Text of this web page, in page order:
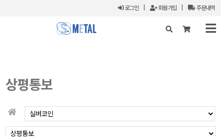
로그인| 회원가입 주문내역
상평통보